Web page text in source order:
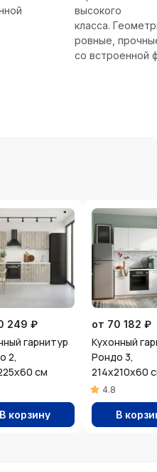
высокого
класса.
ровные,
со встроенной
249 ₽
гарнитур
2,
см
В корзину
от 70 182 ₽
Кухонный
Рондо 3,
214x210x60
4.8
В